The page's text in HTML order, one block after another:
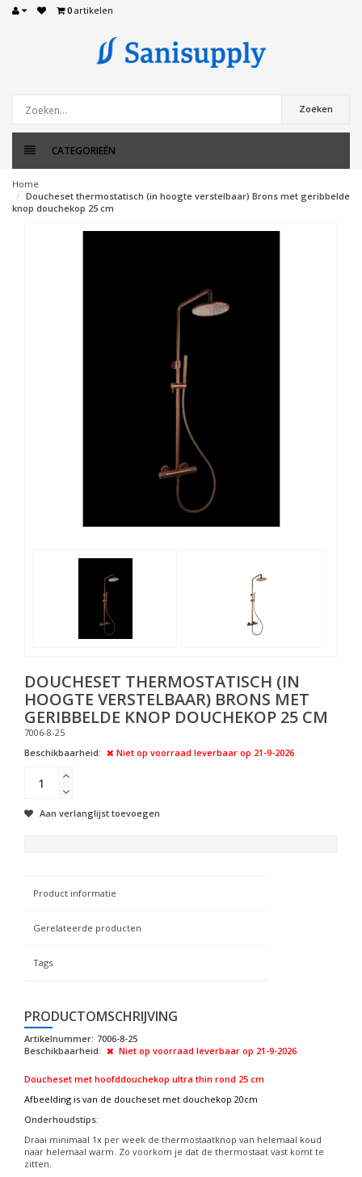
0 artikelen
Zoeken
CATEGORIEËN
Home
Doucheset thermostatisch (in hoogte verstelbaar) Brons met geribbelde
knop douchekop 25 cm
DOUCHESET THERMOSTATISCH (IN
HOOGTE VERSTELBAAR) BRONS MET
GERIBBELDE KNOP DOUCHEKOP 25 CM
7006-8-25
Beschikbaarheid:
Niet op voorraad leverbaar op 21-9-2026
Aan verlanglijst toevoegen
Product informatie
Gerelateerde producten
Tags
PRODUCTOMSCHRIJVING
Artikelnummer: 7006-8-25
Beschikbaarheid:
Niet op voorraad leverbaar op 21-9-2026
Doucheset met hoofddouchekop ultra thin rond 25 cm
Afbeelding is van de doucheset met douchekop 20cm
Onderhoudstips:
Draai minimaal 1x per week de thermostaatknop van helemaal koud
naar helemaal warm. Zo voorkom je dat de thermostaat vast komt te
zitten.